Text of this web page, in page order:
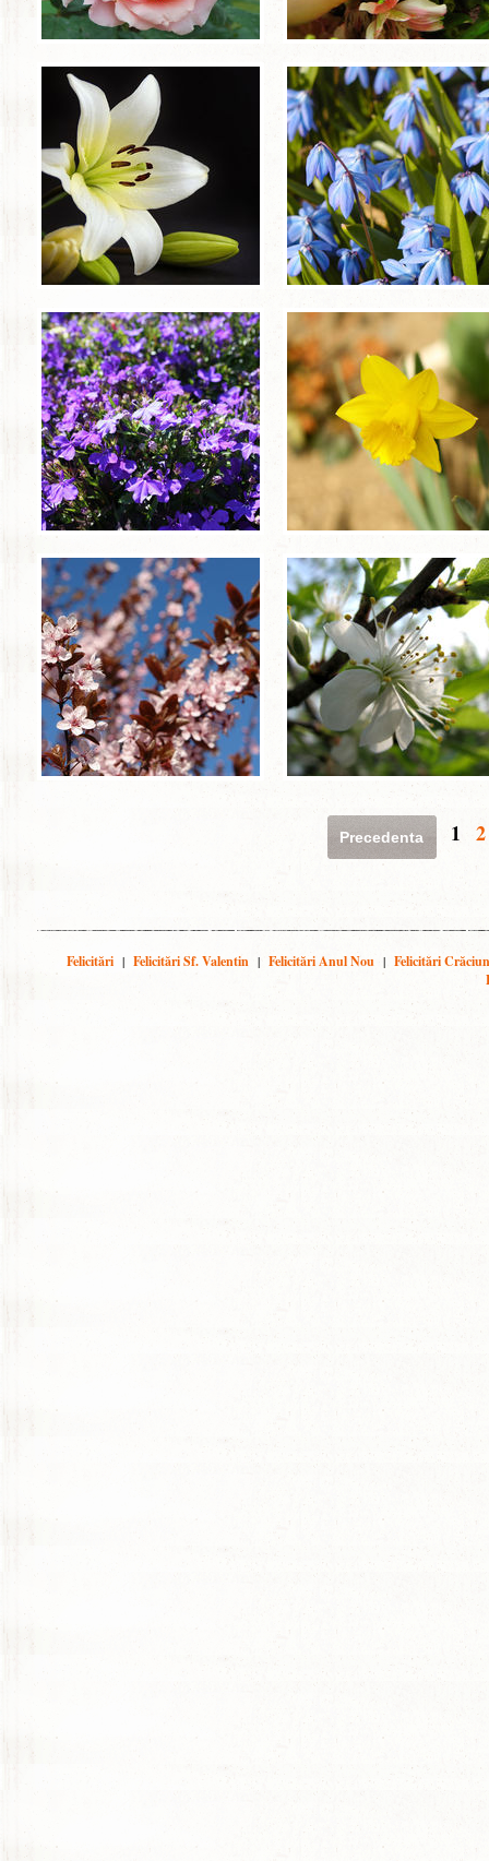
Precedenta 1 2
Felicitări | Felicitări Sf. Valentin | Felicitări Anul Nou | Felicitări